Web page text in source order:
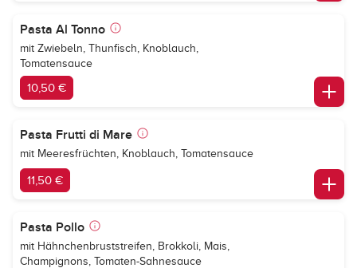
Pasta Al Tonno
mit Zwiebeln, Thunfisch, Knoblauch,
Tomatensauce
10,50 €
Pasta Frutti di Mare
mit Meeresfrüchten, Knoblauch, Tomatensauce
11,50 €
Pasta Pollo
mit Hähnchenbruststreifen, Brokkoli, Mais,
Champignons, Tomaten-Sahnesauce